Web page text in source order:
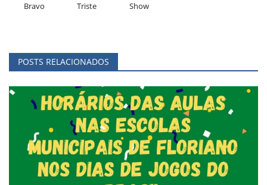
Bravo Triste Show
POSTS RELACIONADOS